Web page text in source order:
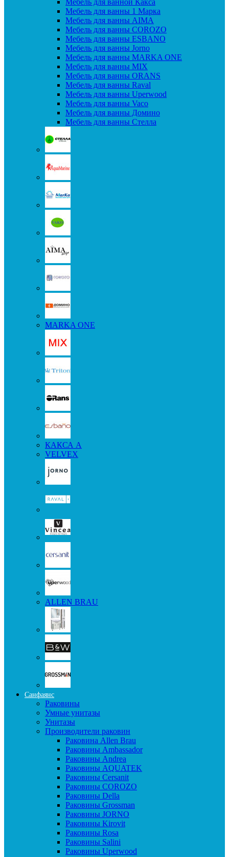
Мебель для ванной Какса
Мебель для ванны 1 Марка
Мебель для ванны AIMA
Мебель для ванны COROZO
Мебель для ванны ESBANO
Мебель для ванны Jorno
Мебель для ванны MARKA ONE
Мебель для ванны MIX
Мебель для ванны ORANS
Мебель для ванны Raval
Мебель для ванны Uperwood
Мебель для ванны Vaco
Мебель для ванны Домино
Мебель для ванны Стелла
MARKA ONE
КАКСА А
VELVEX
ALLEN BRAU
Санфаянс
Раковины
Умные унитазы
Унитазы
Производители раковин
Раковина Allen Brau
Раковины Ambassador
Раковины Andrea
Раковины AQUATEK
Раковины Cersanit
Раковины COROZO
Раковины Della
Раковины Grossman
Раковины JORNO
Раковины Kirovit
Раковины Rosa
Раковины Salini
Раковины Uperwood